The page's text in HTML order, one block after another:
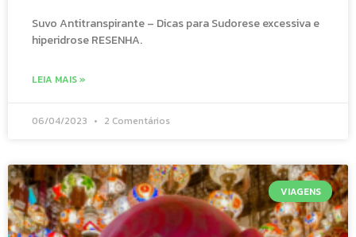
Suvo Antitranspirante – Dicas para Sudorese excessiva e
hiperidrose RESENHA.
LEIA MAIS »
06/04/2023 2 Comentários
VIAGENS